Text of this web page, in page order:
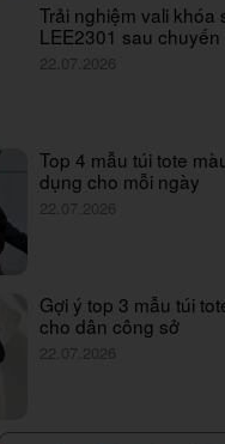
Trải nghiệm vali
LEE2301 sau
22.07.2026
Top 4 mẫu túi tote
dụng cho mỗi ngày
22.07.2026
Gợi ý top 3 mẫu túi
cho dân công sở
22.07.2026